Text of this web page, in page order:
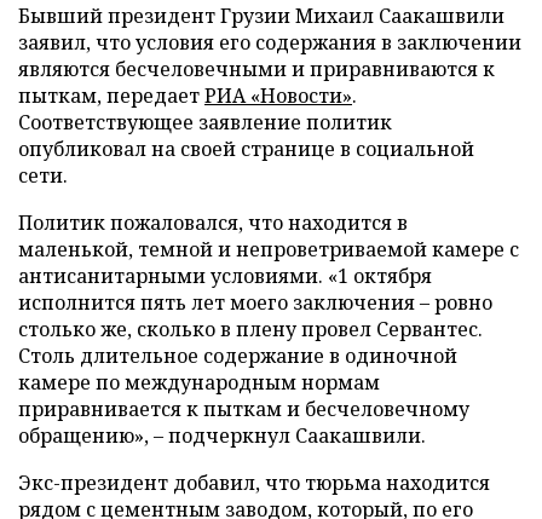
Бывший президент Грузии Михаил Саакашвили
заявил, что условия его содержания в заключении
являются бесчеловечными и приравниваются к
пыткам, передаетРИА «Новости».
Соответствующее заявление политик
опубликовал на своей странице в социальной
сети.
Политик пожаловался, что находится в
маленькой, темной и непроветриваемой камере с
антисанитарными условиями. «1 октября
исполнится пять лет моего заключения – ровно
столько же, сколько в плену провел Сервантес.
Столь длительное содержание в одиночной
камере по международным нормам
приравнивается к пыткам и бесчеловечному
обращению», – подчеркнул Саакашвили.
Экс-президент добавил, что тюрьма находится
рядом с цементным заводом, который, по его